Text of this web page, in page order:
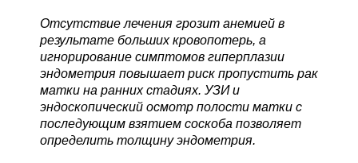
Отсутствие лечения грозит анемией в
результате больших кровопотерь, а
игнорирование симптомов гиперплазии
эндометрия повышает риск пропустить рак
матки на ранних стадиях. УЗИ и
эндоскопический осмотр полости матки с
последующим взятием соскоба позволяет
определить толщину эндометрия.